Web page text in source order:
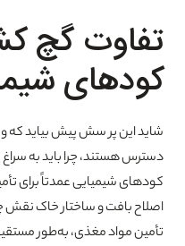
تفاوت گچ
کودهای
شاید این پر سش پیش بیاید
دسترس هستند، چرا باید به
کودهای شیمیایی عمدتاً برای
اصلاح بافت و ساختار خاک نقش
تأمین مواد مغذی، به‌طور